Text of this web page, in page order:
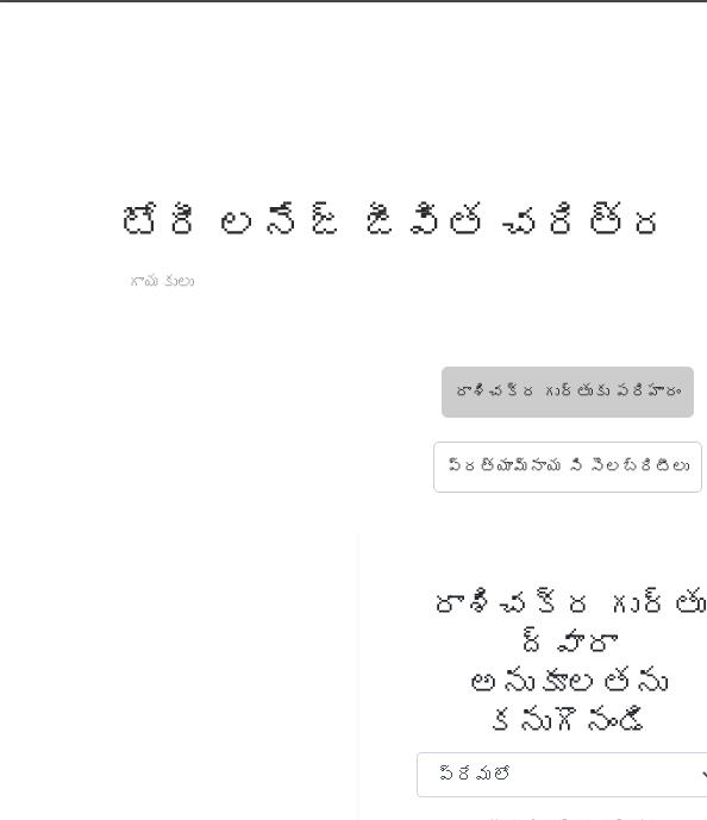
టోరీ లనేజ్ జీవిత చరిత్ర
గాయకులు
రాశిచక్ర గుర్తుకు పరిహారం
ప్రత్యామ్నాయ సి సెలబ్రిటీలు
రాశిచక్ర గుర్తు
ద్వారా
అనుకూలతను
కనుగొనండి